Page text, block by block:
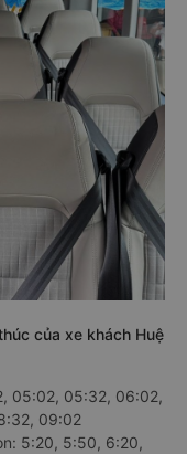
của xe khách Huệ
05:02, 05:32, 06:02,
09:02
5:20, 5:50, 6:20,